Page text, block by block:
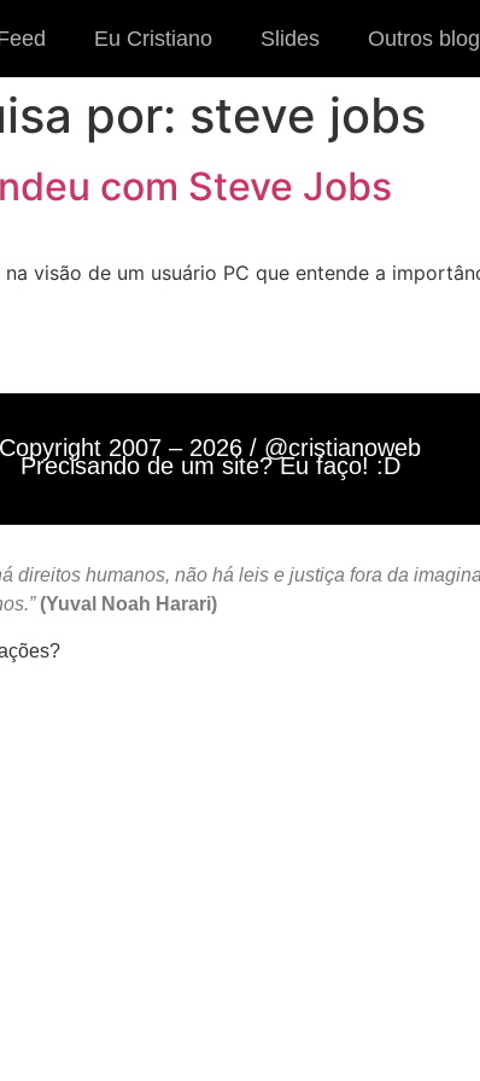
Eu Cristiano Slides Outros
por: steve jobs
com Steve Jobs
visão de um usuário PC que entende a
Copyright 2007 – 2026 / @cristianoweb
Precisando de um site? Eu faço! :D
direitos humanos, não há leis e justiça fora da
(Yuval Noah Harari)